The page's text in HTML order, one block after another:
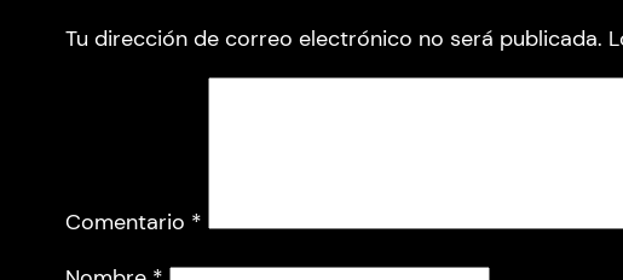
Tu dirección de correo electrónico no será publicada.
Comentario *